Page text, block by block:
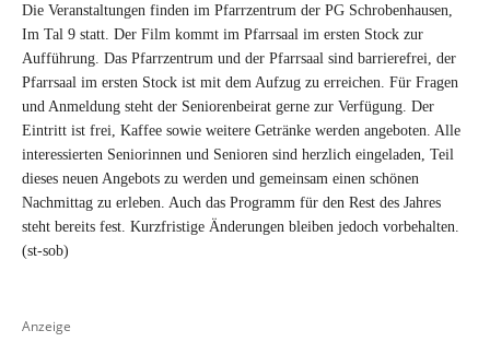
Die Veranstaltungen finden im Pfarrzentrum der PG Schrobenhausen,
Im Tal 9 statt. Der Film kommt im Pfarrsaal im ersten Stock zur
Aufführung. Das Pfarrzentrum und der Pfarrsaal sind barrierefrei, der
Pfarrsaal im ersten Stock ist mit dem Aufzug zu erreichen. Für Fragen
und Anmeldung steht der Seniorenbeirat gerne zur Verfügung. Der
Eintritt ist frei, Kaffee sowie weitere Getränke werden angeboten. Alle
interessierten Seniorinnen und Senioren sind herzlich eingeladen, Teil
dieses neuen Angebots zu werden und gemeinsam einen schönen
Nachmittag zu erleben. Auch das Programm für den Rest des Jahres
steht bereits fest. Kurzfristige Änderungen bleiben jedoch vorbehalten.
(st-sob)
Anzeige